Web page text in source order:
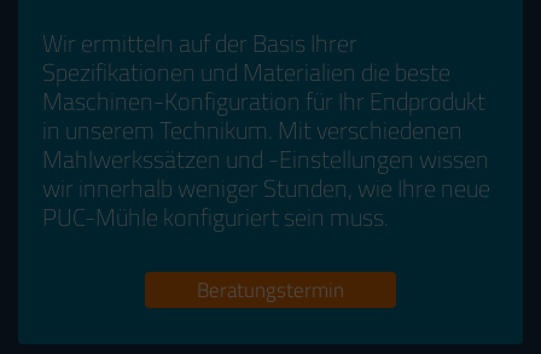
Wir ermitteln auf der Basis Ihrer
Spezifikationen und Materialien die beste
Maschinen-Konfiguration für Ihr Endprodukt
in unserem Technikum. Mit verschiedenen
Mahlwerkssätzen und -Einstellungen wissen
wir innerhalb weniger Stunden, wie Ihre neue
PUC-Mühle konfiguriert sein muss.
Beratungstermin